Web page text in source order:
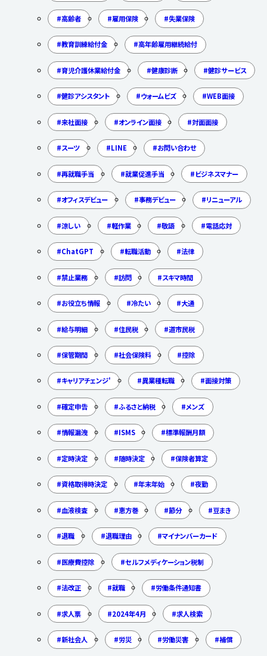
高齢者 雇用保険 失業保険
教育訓練給付金 高年齢雇用継続給付
育児介護休業給付金 健康診断 健診サービス
健診アシスタント ウォームビズ WEB面接
来社面接 オンライン面接 対面面接
スーツ LINE お問い合わせ
再就職手当 就業促進手当 ビジネスマナー
オフィスデビュー 事務デビュー リニューアル
涼しい 軽作業 敬語 電話応対
ChatGPT 転職活動 法律
禁止業務 訪問 スキマ時間
お役立ち情報 冷たい 大通
給与明細 住民税 道市民税
保管期間 社会保険料 控除
キャリアチェンジ' 異業種転職 面接対策
確定申告 ふるさと納税 メンズ
情報漏洩 ISMS 標準報酬月額
定時決定 随時決定 保険者算定
資格取得時決定 年末年始 夜勤
血液検査 恵方巻 節分 豆まき
退職 退職理由 マイナンバーカード
医療費控除 セルフメディケーション税制
法改正 就職 労働条件通知書
求人票 2024年4月 求人検索
新社会人 労災 労働災害 補償